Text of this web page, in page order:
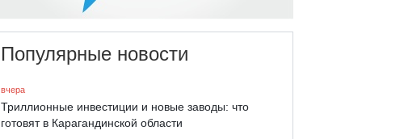
Популярные новости
вчера
Триллионные инвестиции и новые заводы: что
готовят в Карагандинской области